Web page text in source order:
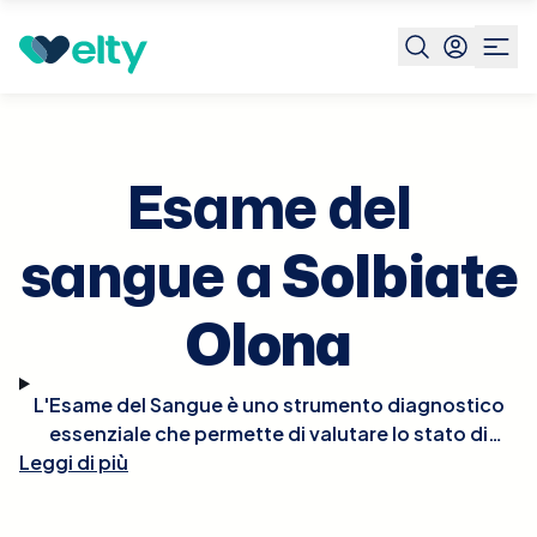
Prenota visita Solbiate Olona
Esame del
sangue aSolbiate
Olona
L'Esame del Sangue è uno strumento diagnostico
essenziale che permette di valutare lo stato di
salute generale, diagnosticare malattie, monitorare
Leggi di più